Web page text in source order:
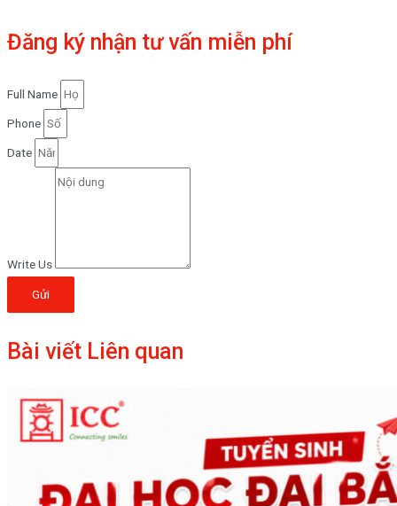
Đăng ký nhận tư vấn miễn phí
Full Name
Phone
Date
Write Us
Gửi
Bài viết Liên quan